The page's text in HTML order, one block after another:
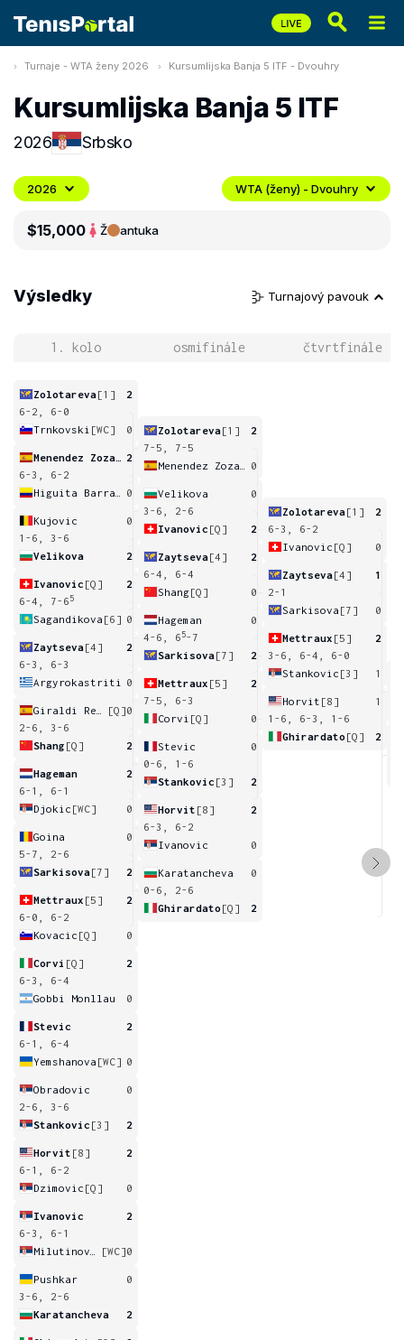
Turnaje - WTA ženy 2026 Kursumlijska Banja 5 ITF - Dvouhry
Kursumlijska Banja 5 ITF
2026 Srbsko
2026 WTA (ženy) - Dvouhry
$15,000 Ž antuka
Výsledky Turnajový pavouk
1. kolo osmifinále čtvrtfinále
Zolotareva[1]
2
6-2, 6-0
Trnkovski [WC] 0
2
6-3, 6-2
0
Kujovic
0
1-6, 3-6
Velikova
2
Ivanovic [Q]
2
6-4, 7-6 5
Sagandikova [6] 0
Zaytseva[4]
2
6-3, 6-3
Argyrokastriti
0
[Q]0
2-6, 3-6
Shang [Q] 2
Hageman
2
6-1, 6-1
Djokic [WC] 0
Goina
0
5-7, 2-6
Sarkisova[7] 2
Mettraux [5]
2
6-0, 6-2
Kovacic [Q] 0
Corvi [Q]
2
6-3, 6-4
Gobbi Monllau
0
Stevic
2
6-1, 6-4
Yemshanova [WC] 0
Obradovic
0
2-6, 3-6
Stankovic [3] 2
Horvit [8]
2
6-1, 6-2
Dzimovic [Q] 0
Ivanovic
2
6-3, 6-1
[WC]0
Pushkar
0
3-6, 2-6
Karatancheva
2
Zolotareva[1]
2
7-5, 7-5
0
Velikova
0
3-6, 2-6
Ivanovic [Q] 2
Zaytseva[4]
2
6-4, 6-4
Shang[Q] 0
Hageman
0
4-6, 6 5-7
Sarkisova[7] 2
Mettraux [5]
2
7-5, 6-3
Corvi [Q] 0
Stevic
0
0-6, 1-6
Stankovic [3] 2
Horvit [8]
2
6-3, 6-2
Ivanovic
0
Karatancheva
0
0-6, 2-6
Ghirardato [Q] 2
Zolotareva[1]
2
6-3, 6-2
Ivanovic [Q] 0
Zaytseva[4]
1
2-1
Sarkisova [7] 0
Mettraux [5]
2
3-6, 6-4, 6-0
Stankovic [3] 1
Horvit [8]
1
1-6, 6-3, 1-6
Ghirardato [Q] 2